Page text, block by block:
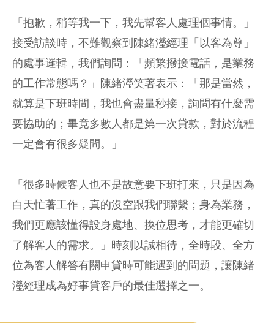
「抱歉，稍等我一下，我先幫客人處理個事情。」
接受訪談時，不難觀察到陳緒瀅經理「以客為尊」
的處事邏輯，我們詢問：「頻繁撥接電話，是業務
的工作常態嗎？」陳緒瀅笑著表示：「那是當然，
就算是下班時間，我也會盡量秒接，詢問有什麼需
要協助的；畢竟多數人都是第一次貸款，對於流程
一定會有很多疑問。」
「很多時候客人也不是故意要下班打來，只是因為
白天忙著工作，真的沒空跟我們聯繫；身為業務，
我們更應該懂得設身處地、換位思考，才能更確切
了解客人的需求。」時刻以誠相待，全時段、全方
位為客人解答有關申貸時可能遇到的問題，讓陳緒
瀅經理成為好事貸客戶的最佳選擇之一。